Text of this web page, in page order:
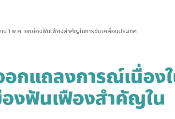
1 พ.ค. ยกย่องฟันเฟืองสำคัญในการขับเคลื่อนประเทศ
กแถลงการณ์เนื่อง
งฟันเฟืองสำคัญใน